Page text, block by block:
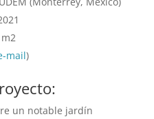
mail)
un notable jardín